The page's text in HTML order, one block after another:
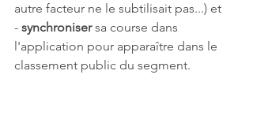
autre facteur ne le subtilisait pas...) et
- synchroniser sa course dans
l'application pour apparaître dans le
classement public du segment.